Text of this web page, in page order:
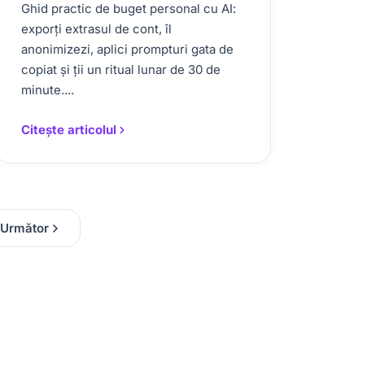
Ghid practic de buget personal cu AI:
exporți extrasul de cont, îl
anonimizezi, aplici prompturi gata de
copiat și ții un ritual lunar de 30 de
minute....
Citește articolul
Următor